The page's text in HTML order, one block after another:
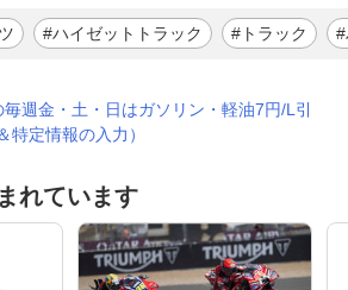
#ハイゼットトラック #トラック
毎週金・土・日はガソリン・軽油7円/L引
特定情報の入力）
れています